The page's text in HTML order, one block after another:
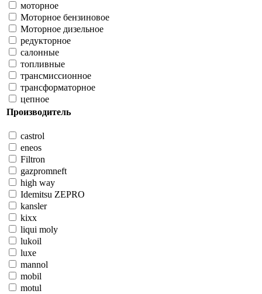
моторное
Моторное бензиновое
Моторное дизельное
редукторное
салонные
топливные
трансмиссионное
трансформаторное
цепное
Производитель
castrol
eneos
Filtron
gazpromneft
high way
Idemitsu ZEPRO
kansler
kixx
liqui moly
lukoil
luxe
mannol
mobil
motul